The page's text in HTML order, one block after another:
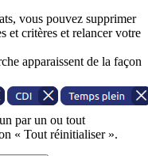
vous pouvez supprimer
et critères et relancer votre
apparaissent de la façon
par un ou tout
« Tout réinitialiser ».